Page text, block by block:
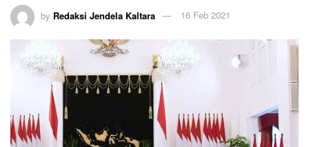
by Redaksi Jendela Kaltara 16 Feb 2021